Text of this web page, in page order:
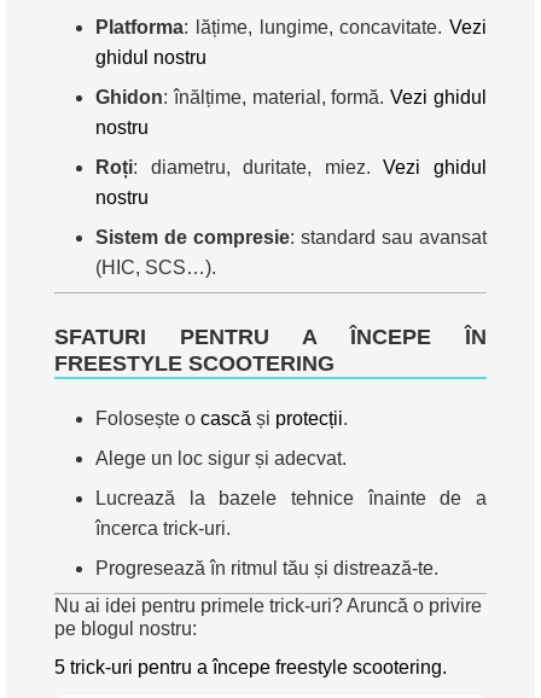
Platforma: lățime, lungime, concavitate. Vezi
ghidul nostru
Ghidon: înălțime, material, formă. Vezi ghidul
nostru
Roți: diametru, duritate, miez. Vezi ghidul
nostru
Sistem de compresie: standard sau avansat
(HIC, SCS…).
SFATURI PENTRU A ÎNCEPE ÎN
FREESTYLE SCOOTERING
Folosește o cască și protecții.
Alege un loc sigur și adecvat.
Lucrează la bazele tehnice înainte de a
încerca trick-uri.
Progresează în ritmul tău și distrează-te.
Nu ai idei pentru primele trick-uri? Aruncă o privire
pe blogul nostru:
5 trick-uri pentru a începe freestyle scootering.